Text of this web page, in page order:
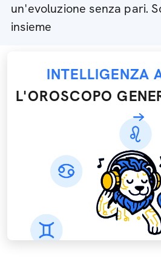
un'evoluzione senza pari.
insieme
INTELLIGENZA
L'OROSCOPO